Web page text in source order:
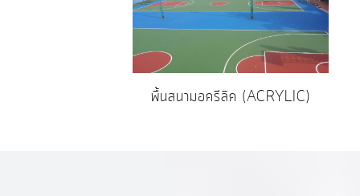
พื้นสนามอครีลิค (ACRYLIC)